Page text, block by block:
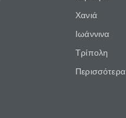
Χανιά
Ιωάννινα
Τρίπολη
Περισσότερα